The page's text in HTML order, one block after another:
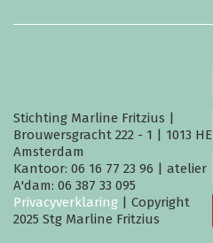
Stichting Marline Fritzius |
Brouwersgracht 222 - 1 | 1013 HE
Amsterdam
Kantoor: 06 16 77 23 96 | atelier
A'dam: 06 387 33 095
Privacyverklaring | Copyright
2025 Stg Marline Fritzius